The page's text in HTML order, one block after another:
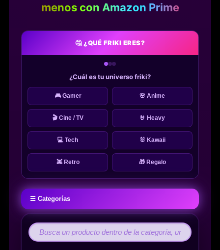
menos con Amazon Prime
🤔 ¿QUÉ FRIKI ERES?
¿Cuál es tu universo friki?
🎮 Gamer 🌸 Anime
🎬 Cine / TV 🤘 Heavy
💻 Tech 🐰 Kawaii
👾 Retro 🎁 Regalo
☰ Categorías